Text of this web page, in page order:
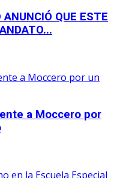
ANUNCIÓ QUE ESTE
a Moccero por